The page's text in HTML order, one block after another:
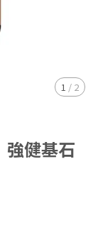
1 / 2
健基石